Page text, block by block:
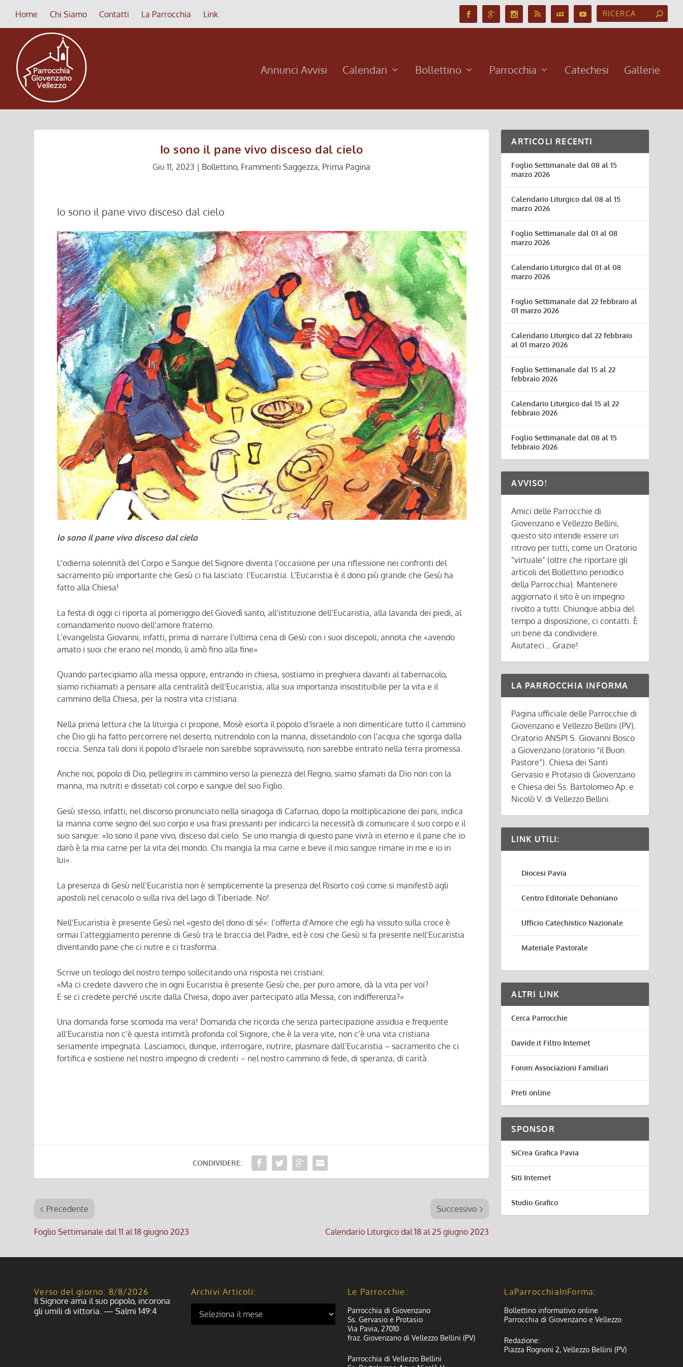
Home Chi Siamo Contatti La Parrocchia Link
Annunci Avvisi Calendari Bollettino Parrocchia Catechesi Gallerie
Io sono il pane vivo disceso dal cielo
Giu 11, 2023 | Bollettino, Frammenti Saggezza, Prima Pagina
Io sono il pane vivo disceso dal cielo
Io sono il pane vivo disceso dal cielo
L’odierna solennità del Corpo e Sangue del Signore diventa l’occasione per una riflessione nei confronti del
sacramento più importante che Gesù ci ha lasciato: l’Eucaristia. L’Eucaristia è il dono più grande che Gesù ha
fatto alla Chiesa!
La festa di oggi ci riporta al pomeriggio del Giovedì santo, all’istituzione dell’Eucaristia, alla lavanda dei piedi, al
comandamento nuovo dell’amore fraterno.
L’evangelista Giovanni, infatti, prima di narrare l’ultima cena di Gesù con i suoi discepoli, annota che «avendo
amato i suoi che erano nel mondo, li amò fino alla fine»
Quando partecipiamo alla messa oppure, entrando in chiesa, sostiamo in preghiera davanti al tabernacolo,
siamo richiamati a pensare alla centralità dell’Eucaristia, alla sua importanza insostituibile per la vita e il
cammino della Chiesa, per la nostra vita cristiana.
Nella prima lettura che la liturgia ci propone, Mosè esorta il popolo d’Israele a non dimenticare tutto il cammino
che Dio gli ha fatto percorrere nel deserto, nutrendolo con la manna, dissetandolo con l’acqua che sgorga dalla
roccia. Senza tali doni il popolo d’Israele non sarebbe sopravvissuto, non sarebbe entrato nella terra promessa.
Anche noi, popolo di Dio, pellegrini in cammino verso la pienezza del Regno, siamo sfamati da Dio non con la
manna, ma nutriti e dissetati col corpo e sangue del suo Figlio.
Gesù stesso, infatti, nel discorso pronunciato nella sinagoga di Cafarnao, dopo la moltiplicazione dei pani, indica
la manna come segno del suo corpo e usa frasi pressanti per indicarci la necessità di comunicare il suo corpo e il
suo sangue: «Io sono il pane vivo, disceso dal cielo. Se uno mangia di questo pane vivrà in eterno e il pane che io
darò è la mia carne per la vita del mondo. Chi mangia la mia carne e beve il mio sangue rimane in me e io in
lui».
La presenza di Gesù nell’Eucaristia non è semplicemente la presenza del Risorto così come si manifestò agli
apostoli nel cenacolo o sulla riva del lago di Tiberiade. No!
Nell’Eucaristia è presente Gesù nel «gesto del dono di sé»: l’offerta d’Amore che egli ha vissuto sulla croce è
ormai l’atteggiamento perenne di Gesù tra le braccia del Padre, ed è cosi che Gesù si fa presente nell’Eucaristia
diventando pane che ci nutre e ci trasforma.
Scrive un teologo del nostro tempo sollecitando una risposta nei cristiani:
«Ma ci credete davvero che in ogni Eucaristia è presente Gesù che, per puro amore, dà la vita per voi?
E se ci credete perché uscite dalla Chiesa, dopo aver partecipato alla Messa, con indifferenza?»
Una domanda forse scomoda ma vera! Domanda che ricorda che senza partecipazione assidua e frequente
all’Eucaristia non c’è questa intimità profonda col Signore, che è la vera vite, non c’è una vita cristiana
seriamente impegnata. Lasciamoci, dunque, interrogare, nutrire, plasmare dall’Eucaristia – sacramento che ci
fortifica e sostiene nel nostro impegno di credenti – nel nostro cammino di fede, di speranza, di carità.
CONDIVIDERE:
Precedente
Foglio Settimanale dal 11 al 18 giugno 2023
Successivo
Calendario Liturgico dal 18 al 25 giugno 2023
ARTICOLI RECENTI
Foglio Settimanale dal 08 al 15
marzo 2026
Calendario Liturgico dal 08 al 15
marzo 2026
Foglio Settimanale dal 01 al 08
marzo 2026
Calendario Liturgico dal 01 al 08
marzo 2026
Foglio Settimanale dal 22 febbraio al
01 marzo 2026
Calendario Liturgico dal 22 febbraio
al 01 marzo 2026
Foglio Settimanale dal 15 al 22
febbraio 2026
Calendario Liturgico dal 15 al 22
febbraio 2026
Foglio Settimanale dal 08 al 15
febbraio 2026
AVVISO!
Amici delle Parrocchie di
Giovenzano e Vellezzo Bellini,
questo sito intende essere un
ritrovo per tutti, come un Oratorio
"virtuale" (oltre che riportare gli
articoli del Bollettino periodico
della Parrocchia). Mantenere
aggiornato il sito è un impegno
rivolto a tutti. Chiunque abbia del
tempo a disposizione, ci contatti. È
un bene da condividere.
Aiutateci... Grazie!
LA PARROCCHIA INFORMA
Pagina ufficiale delle Parrocchie di
Giovenzano e Vellezzo Bellini (PV).
Oratorio ANSPI S. Giovanni Bosco
a Giovenzano (oratorio “il Buon
Pastore”). Chiesa dei Santi
Gervasio e Protasio di Giovenzano
e Chiesa dei Ss. Bartolomeo Ap. e
Nicolò V. di Vellezzo Bellini.
LINK UTILI:
Diocesi Pavia
Centro Editoriale Dehoniano
Ufficio Catechistico Nazionale
Materiale Pastorale
ALTRI LINK
Cerca Parrocchie
Davide.it Filtro Internet
Forum Associazioni Familiari
Preti online
SPONSOR
SiCrea Grafica Pavia
Siti Internet
Studio Grafico
Verso del giorno: 8/8/2026
Il Signore ama il suo popolo, incorona
gli umili di vittoria. — Salmi 149:4
Archivi Articoli: Le Parrocchie:
Parrocchia di Giovenzano
Ss. Gervasio e Protasio
Via Pavia, 27010
fraz. Giovenzano di Vellezzo Bellini (PV)
Parrocchia di Vellezzo Bellini
LaParrocchiaInForma:
Bollettino informativo online
Parrocchia di Giovenzano e Vellezzo
Redazione:
Piazza Rognoni 2, Vellezzo Bellini (PV)